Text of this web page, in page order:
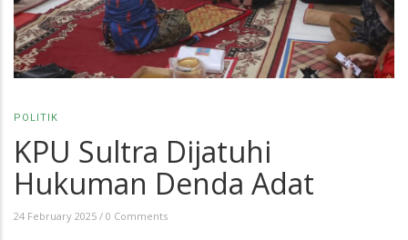
POLITIK
KPU Sultra Dijatuhi
Hukuman Denda Adat
24 February 2025 / 0 Comments